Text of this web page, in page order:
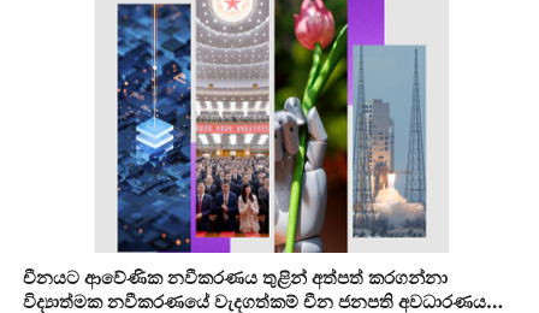
චීනයට ආවේණික නවීකරණය තුළින් අත්පත් කරගන්නා
විද්‍යාත්මක නවීකරණයේ වැදගත්කම් චීන ජනපති අවධාරණය